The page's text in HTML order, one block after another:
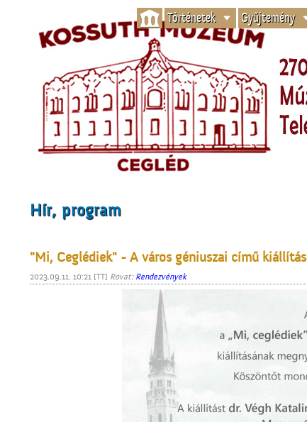
Történetek Gyűjtemény
Hír, program
"Mi, Ceglédiek" - A város géniuszai című kiállítás
2023.09.11. 10:21 [TT] Rovat: Rendezvények